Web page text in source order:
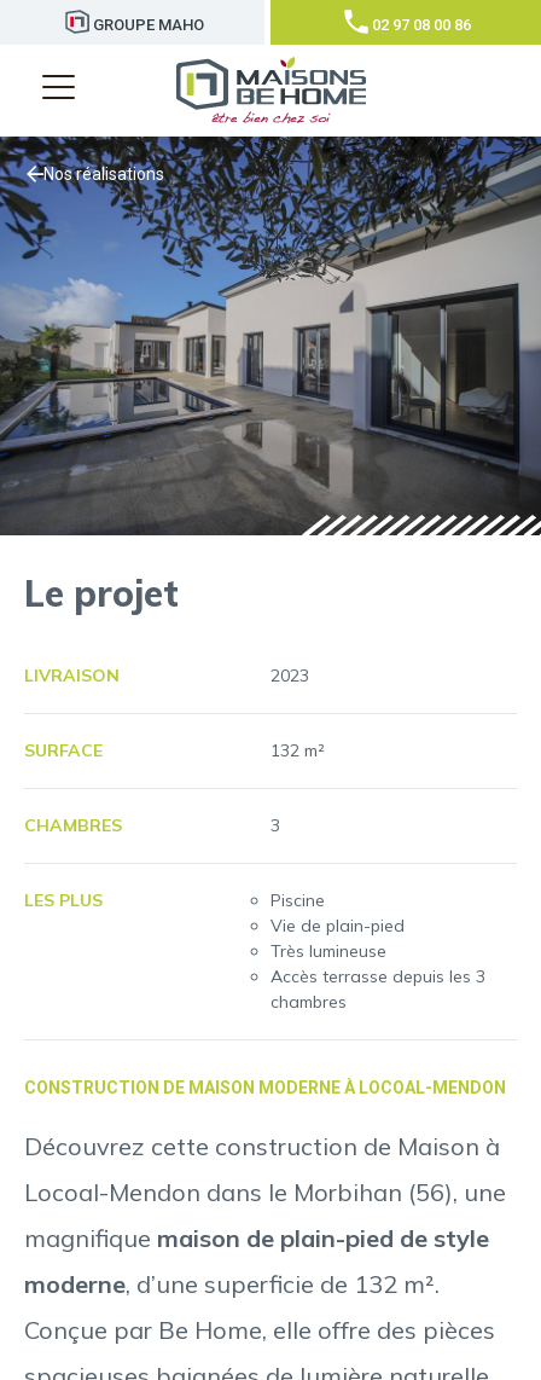
GROUPE MAHO 02 97 08 00 86
Nos réalisations
Le projet
LIVRAISON 2023
SURFACE 132 m²
CHAMBRES 3
LES PLUS
Piscine
Vie de plain-pied
Très lumineuse
Accès terrasse depuis les 3
chambres
CONSTRUCTION DE MAISON MODERNE À LOCOAL-MENDON
Découvrez cette construction de Maison à
Locoal-Mendon dans le Morbihan (56), une
magnifique maison de plain-pied de style
moderne, d’une superficie de 132 m².
Conçue par Be Home, elle offre des pièces